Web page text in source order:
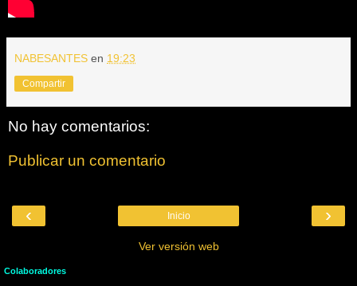
NABESANTES en 19:23
Compartir
No hay comentarios:
Publicar un comentario
‹ ›
Inicio
Ver versión web
Colaboradores